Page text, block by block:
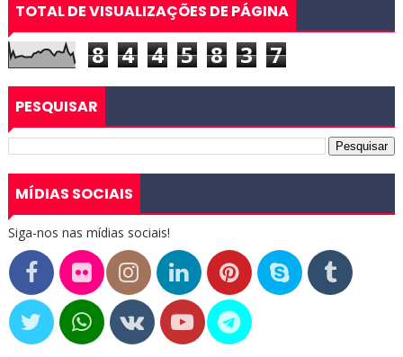
TOTAL DE VISUALIZAÇÕES DE PÁGINA
8 4 4 5 8 3 7
PESQUISAR
MÍDIAS SOCIAIS
Siga-nos nas mídias sociais!